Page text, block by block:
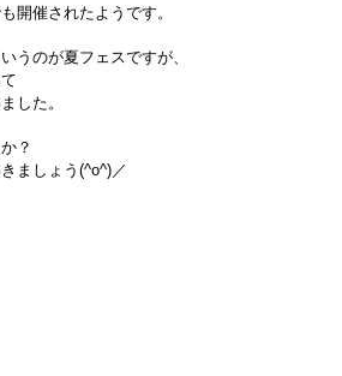
開催されたようです。
うのが夏フェスですが、
した。
？
ましょう(^o^)／